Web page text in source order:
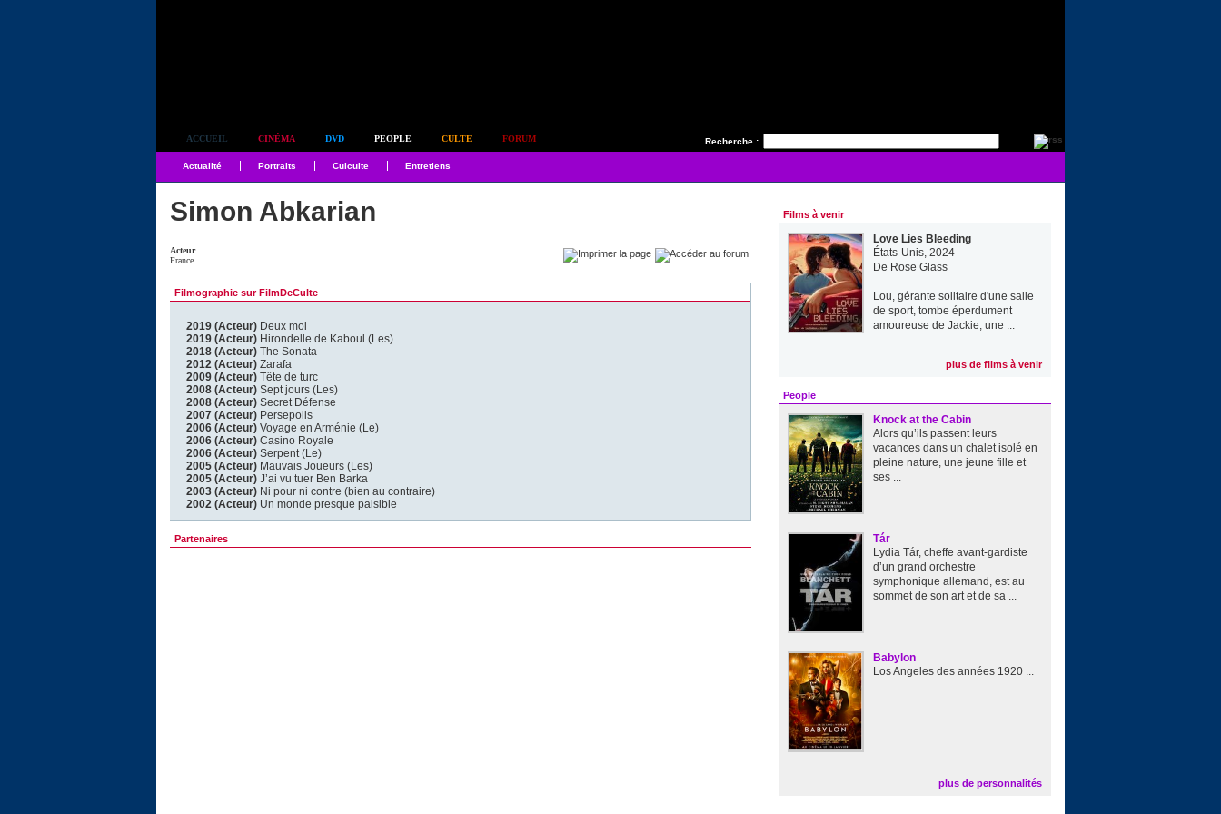
Recherche :
ACCUEIL CINÉMA DVD PEOPLE CULTE FORUM
Actualité Portraits Culculte Entretiens
Simon Abkarian
Acteur
France
Filmographie sur FilmDeCulte
2019 (Acteur) Deux moi
2019 (Acteur) Hirondelle de Kaboul (Les)
2018 (Acteur) The Sonata
2012 (Acteur) Zarafa
2009 (Acteur) Tête de turc
2008 (Acteur) Sept jours (Les)
2008 (Acteur) Secret Défense
2007 (Acteur) Persepolis
2006 (Acteur) Voyage en Arménie (Le)
2006 (Acteur) Casino Royale
2006 (Acteur) Serpent (Le)
2005 (Acteur) Mauvais Joueurs (Les)
2005 (Acteur) J’ai vu tuer Ben Barka
2003 (Acteur) Ni pour ni contre (bien au contraire)
2002 (Acteur) Un monde presque paisible
Partenaires
Films à venir
Love Lies Bleeding
États-Unis, 2024
De Rose Glass
Lou, gérante solitaire d'une salle
de sport, tombe éperdument
amoureuse de Jackie, une ...
plus de films à venir
People
Knock at the Cabin
Alors qu’ils passent leurs
vacances dans un chalet isolé en
pleine nature, une jeune fille et
ses ...
Tár
Lydia Tár, cheffe avant-gardiste
d’un grand orchestre
symphonique allemand, est au
sommet de son art et de sa ...
Babylon
Los Angeles des années 1920 ...
plus de personnalités